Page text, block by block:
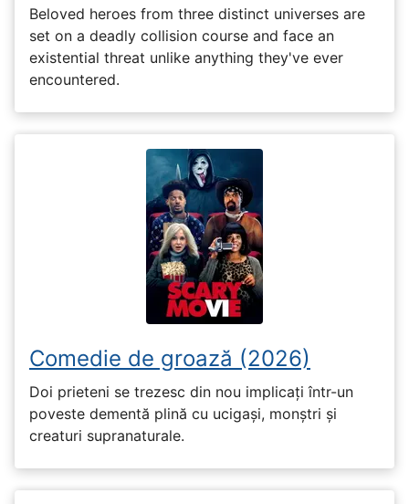
Beloved heroes from three distinct universes are
set on a deadly collision course and face an
existential threat unlike anything they've ever
encountered.
Comedie de groază (2026)
Doi prieteni se trezesc din nou implicați într-un
poveste dementă plină cu ucigași, monștri și
creaturi supranaturale.